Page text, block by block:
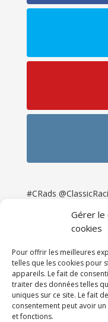
Gérer le
cookies
Pour offrir les meilleures
telles que les cookies pour
appareils. Le fait de
traiter des données telles
uniques sur ce site. Le fait
consentement peut avoir
et fonctions.
#CRads